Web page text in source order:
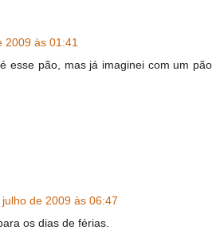
2009 às 01:41
esse pão, mas já imaginei com um pão
julho de 2009 às 06:47
os dias de férias.